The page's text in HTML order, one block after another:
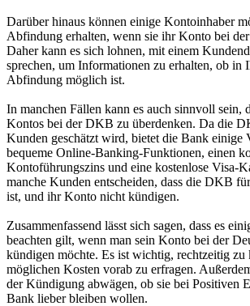
Darüber hinaus können einige Kontoinhaber
Abfindung erhalten, wenn sie ihr Konto bei
Daher kann es sich lohnen, mit einem
sprechen, um Informationen zu erhalten, ob in
Abfindung möglich ist.
In manchen Fällen kann es auch sinnvoll sein,
Kontos bei der DKB zu überdenken. Da die
Kunden geschätzt wird, bietet die Bank einige
bequeme Online-Banking-Funktionen, einen
Kontoführungszins und eine kostenlose Visa-
manche Kunden entscheiden, dass die DKB
ist, und ihr Konto nicht kündigen.
Zusammenfassend lässt sich sagen, dass es
beachten gilt, wenn man sein Konto bei der
kündigen möchte. Es ist wichtig, rechtzeitig zu
möglichen Kosten vorab zu erfragen.
der Kündigung abwägen, ob sie bei Positiven
Bank lieber bleiben wollen.